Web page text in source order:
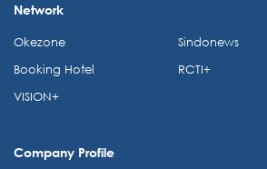
Network
Okezone
Booking Hotel
VISION+
Sindonews
RCTI+
Company Profile